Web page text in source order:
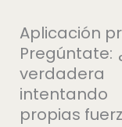
Aplicación
Pregúntate:
propias